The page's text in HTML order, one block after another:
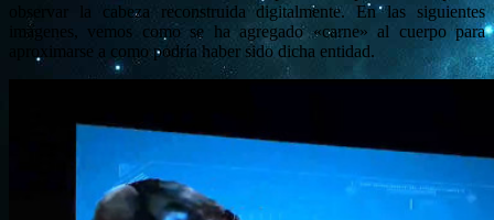
observar la cabeza reconstruida digitalmente. En las siguientes
imágenes, vemos como se ha agregado «carne» al cuerpo para
aproximarse a como podría haber sido dicha entidad.